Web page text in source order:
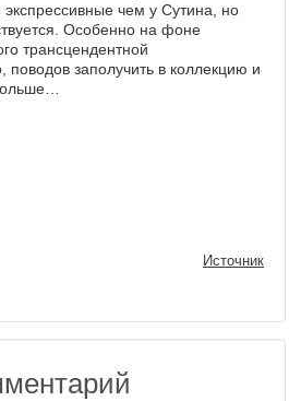
чем у Сутина, но
Особенно на фоне
трансцендентной
поводов заполучить в коллекцию и
Источник